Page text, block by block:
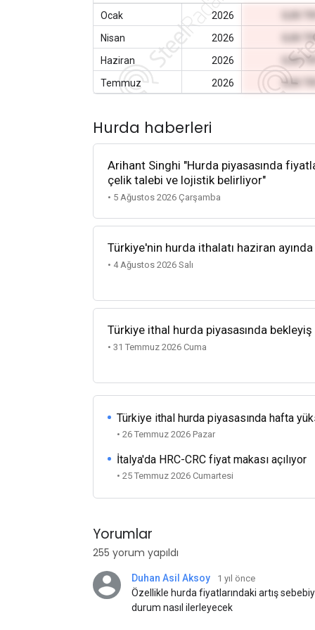
Ocak 2026
Nisan
2026 0,00
Haziran
2026 0,00
Temmuz
2026 0,00
Hurda haberleri
Arihant Singhi "Hurda piyasasında
çelik talebi ve lojistik belirliyor"
• 5 Ağustos 2026 Çarşamba
Türkiye'nin hurda ithalatı haziran ayında
• 4 Ağustos 2026 Salı
Türkiye ithal hurda piyasasında
• 31 Temmuz 2026 Cuma
Türkiye ithal hurda piyasasında hafta
• 26 Temmuz 2026 Pazar
İtalya'da HRC-CRC fiyat makası açılıyor
• 25 Temmuz 2026 Cumartesi
Yorumlar
255 yorum yapıldı
Duhan Asil Aksoy 1 yıl önce
Özellikle hurda fiyatlarındaki artış
durum nasıl ilerleyecek